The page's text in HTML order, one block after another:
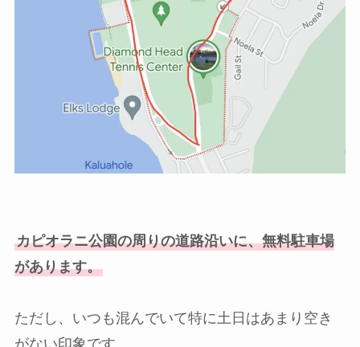
カピオラニ公園の周りの道路沿いに、無料駐車場
があります。
ただし、いつも混んでいて特に土日はあまり空き
がない印象です。